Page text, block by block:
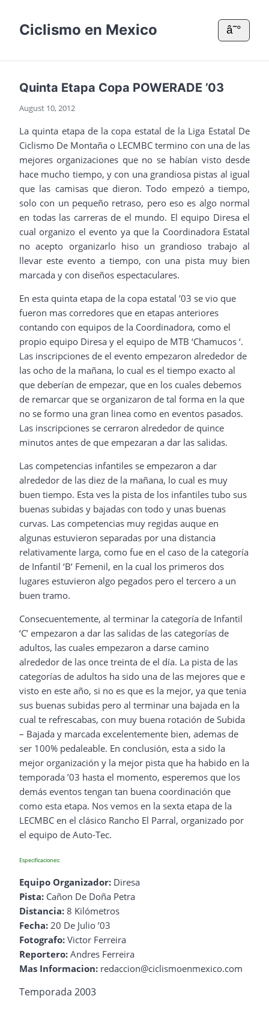
Ciclismo en Mexico â˜°
Quinta Etapa Copa POWERADE ’03
August 10, 2012
La quinta etapa de la copa estatal de la Liga Estatal De
Ciclismo De Montaña o LECMBC termino con una de las
mejores organizaciones que no se habían visto desde
hace mucho tiempo, y con una grandiosa pistas al igual
que las camisas que dieron. Todo empezó a tiempo,
solo con un pequeño retraso, pero eso es algo normal
en todas las carreras de el mundo. El equipo Diresa el
cual organizo el evento ya que la Coordinadora Estatal
no acepto organizarlo hiso un grandioso trabajo al
llevar este evento a tiempo, con una pista muy bien
marcada y con diseños espectaculares.
En esta quinta etapa de la copa estatal ’03 se vio que
fueron mas corredores que en etapas anteriores
contando con equipos de la Coordinadora, como el
propio equipo Diresa y el equipo de MTB ‘Chamucos ‘.
Las inscripciones de el evento empezaron alrededor de
las ocho de la mañana, lo cual es el tiempo exacto al
que deberían de empezar, que en los cuales debemos
de remarcar que se organizaron de tal forma en la que
no se formo una gran linea como en eventos pasados.
Las inscripciones se cerraron alrededor de quince
minutos antes de que empezaran a dar las salidas.
Las competencias infantiles se empezaron a dar
alrededor de las diez de la mañana, lo cual es muy
buen tiempo. Esta ves la pista de los infantiles tubo sus
buenas subidas y bajadas con todo y unas buenas
curvas. Las competencias muy regidas auque en
algunas estuvieron separadas por una distancia
relativamente larga, como fue en el caso de la categoría
de Infantil ‘B’ Femenil, en la cual los primeros dos
lugares estuvieron algo pegados pero el tercero a un
buen tramo.
Consecuentemente, al terminar la categoría de Infantil
‘C’ empezaron a dar las salidas de las categorías de
adultos, las cuales empezaron a darse camino
alrededor de las once treinta de el día. La pista de las
categorías de adultos ha sido una de las mejores que e
visto en este año, si no es que es la mejor, ya que tenia
sus buenas subidas pero al terminar una bajada en la
cual te refrescabas, con muy buena rotación de Subida
– Bajada y marcada excelentemente bien, ademas de
ser 100% pedaleable. En conclusión, esta a sido la
mejor organización y la mejor pista que ha habido en la
temporada ’03 hasta el momento, esperemos que los
demás eventos tengan tan buena coordinación que
como esta etapa. Nos vemos en la sexta etapa de la
LECMBC en el clásico Rancho El Parral, organizado por
el equipo de Auto-Tec.
Especificaciones:
Equipo Organizador: Diresa
Pista: Cañon De Doña Petra
Distancia: 8 Kilómetros
Fecha: 20 De Julio ’03
Fotografo: Victor Ferreira
Reportero: Andres Ferreira
Mas Informacion: redaccion@ciclismoenmexico.com
Temporada 2003